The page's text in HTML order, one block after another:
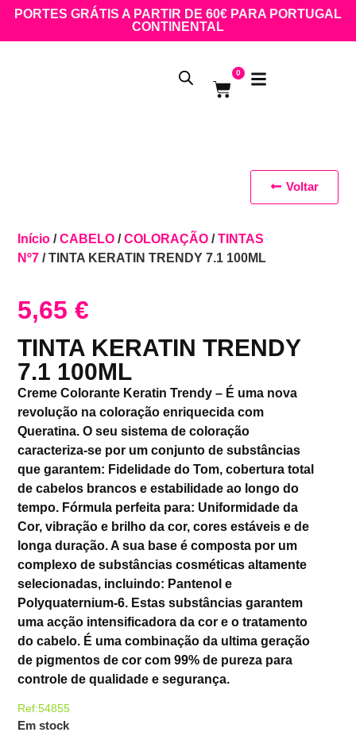
PORTES GRÁTIS A PARTIR DE 60€ PARA PORTUGAL
CONTINENTAL
0
Início /CABELO /COLORAÇÃO /TINTAS
Nº7 / TINTA KERATIN TRENDY 7.1 100ML
5,65€
TINTA KERATIN TRENDY
7.1 100ML
Creme Colorante Keratin Trendy – É uma nova
revolução na coloração enriquecida com
Queratina. O seu sistema de coloração
caracteriza-se por um conjunto de substâncias
que garantem: Fidelidade do Tom, cobertura total
de cabelos brancos e estabilidade ao longo do
tempo. Fórmula perfeita para: Uniformidade da
Cor, vibração e brilho da cor, cores estáveis e de
longa duração. A sua base é composta por um
complexo de substâncias cosméticas altamente
selecionadas, incluindo: Pantenol e
Polyquaternium-6. Estas substâncias garantem
uma acção intensificadora da cor e o tratamento
do cabelo. É uma combinação da ultima geração
de pigmentos de cor com 99% de pureza para
controle de qualidade e segurança.
Ref:54855
Em stock
Voltar